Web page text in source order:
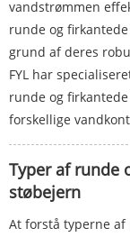
vandstrømmen
runde og
grund af deres
FYL har
runde og
forskellige
Typer af runde
støbejern
At forstå typerne